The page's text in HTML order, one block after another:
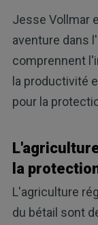
Jesse Vollmar
aventure dans
comprennent
la productivité
pour la
la
L'agriculture
du bétail sont